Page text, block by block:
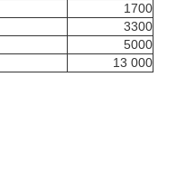
1700
3300
5000
13 000